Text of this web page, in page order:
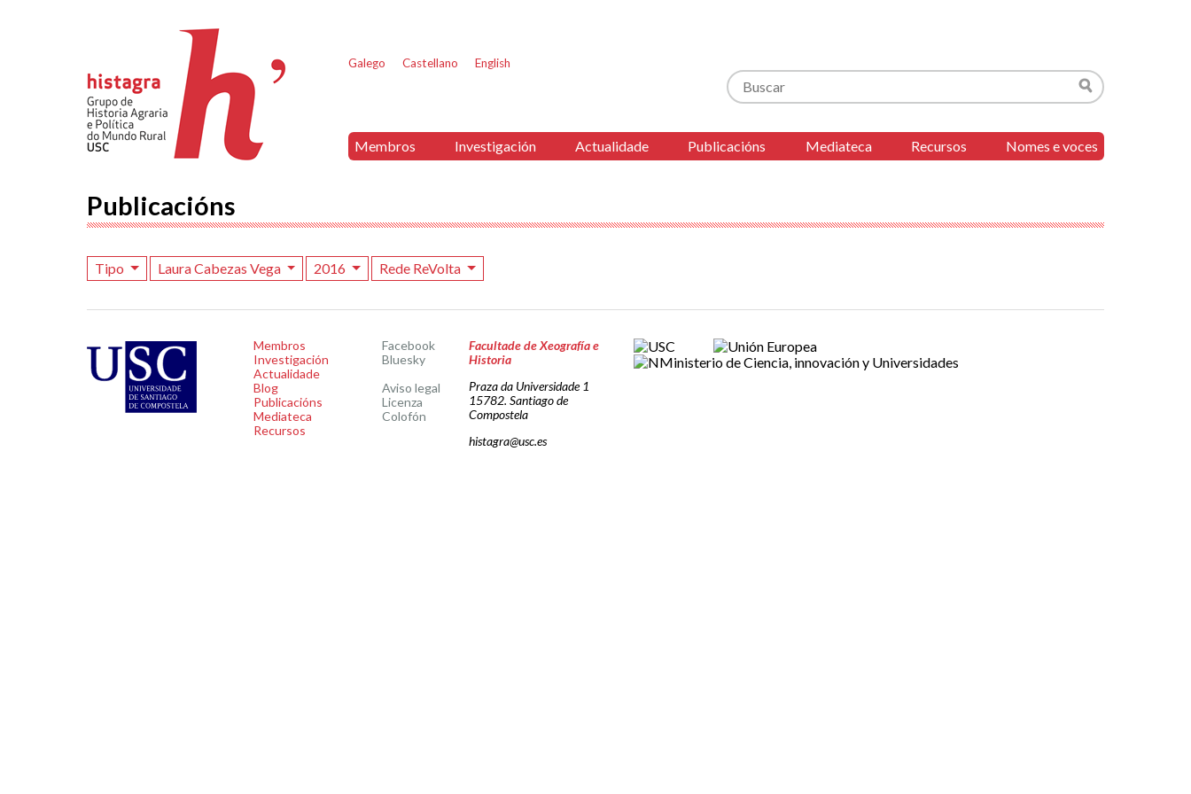
Galego Castellano English
Buscar
Buscar
Membros Investigación Actualidade Publicacións Mediateca Recursos Nomes e voces
Publicacións
Tipo Laura Cabezas Vega 2016 Rede ReVolta
Membros
Investigación
Actualidade
Blog
Publicacións
Mediateca
Recursos
Facebook
Bluesky
Aviso legal
Licenza
Colofón
Facultade de Xeografía e
Historia
Praza da Universidade 1
15782. Santiago de
Compostela
histagra@usc.es